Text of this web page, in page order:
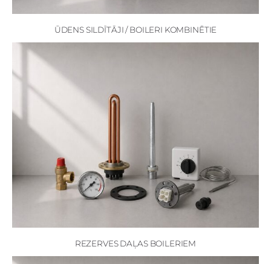
ŪDENS SILDĪTĀJI / BOILERI KOMBINĒTIE
REZERVES DAĻAS BOILERIEM